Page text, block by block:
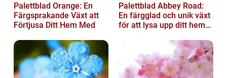
Palettblad Orange: En
Färgsprakande Växt att
Förtjusa Ditt Hem Med
Palettblad Abbey Road:
En färgglad och unik växt
för att lysa upp ditt hem